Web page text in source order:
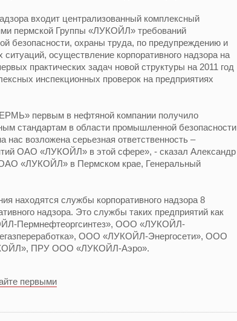
входит централизованный комплексный
пермской Группы «ЛУКОЙЛ» требований
безопасности, охраны труда, по предупреждению и
осуществление корпоративного надзора на
практических задач новой структуры на 2011 год
инспекционных проверок на предприятиях
первым в нефтяной компании получило
стандартам в области промышленной безопасности
возложена серьезная ответственность –
ОАО «ЛУКОЙЛ» в этой сфере», - сказал Александр
«ЛУКОЙЛ» в Пермском крае, Генеральный
находятся службы корпоративного надзора 8
надзора. Это службы таких предприятий как
ООО «ЛУКОЙЛ-
ООО «ЛУКОЙЛ-Энергосети», ООО
ПРУ ООО «ЛУКОЙЛ-Аэро».
первыми